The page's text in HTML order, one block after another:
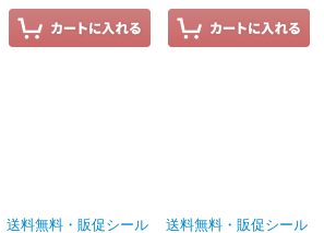
送料無料・販促シール
送料無料・販促シール